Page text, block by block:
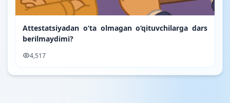
Attestatsiyadan o‘ta olmagan o‘qituvchilarga dars
berilmaydimi?
4,517